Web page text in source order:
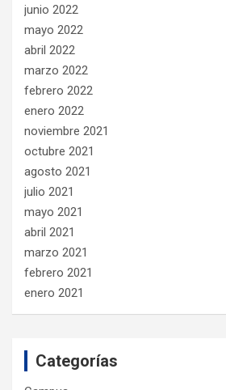
junio 2022
mayo 2022
abril 2022
marzo 2022
febrero 2022
enero 2022
noviembre 2021
octubre 2021
agosto 2021
julio 2021
mayo 2021
abril 2021
marzo 2021
febrero 2021
enero 2021
Categorías